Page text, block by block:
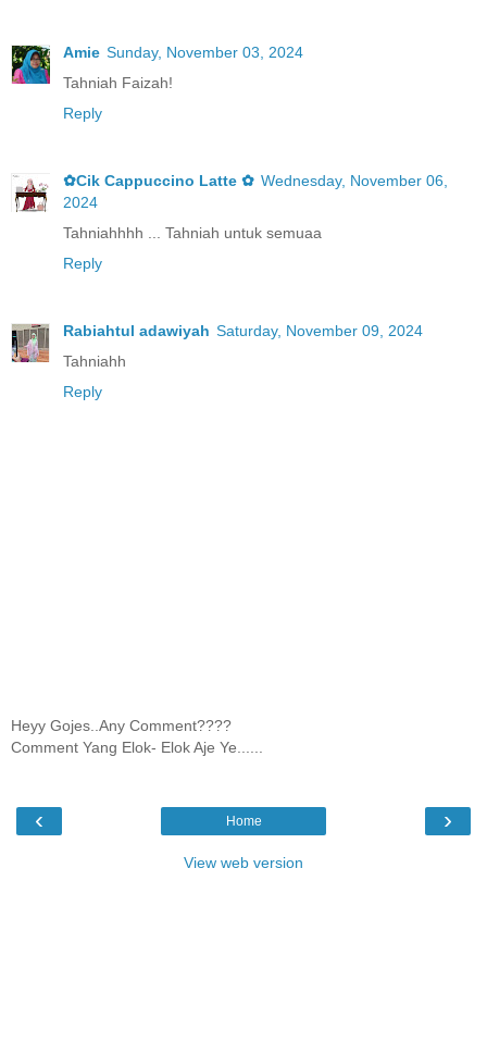
Amie Sunday, November 03, 2024
Tahniah Faizah!
Reply
✿Cik Cappuccino Latte ✿ Wednesday, November 06,
2024
Tahniahhhh ... Tahniah untuk semuaa
Reply
Rabiahtul adawiyah Saturday, November 09, 2024
Tahniahh
Reply
Heyy Gojes..Any Comment????
Comment Yang Elok- Elok Aje Ye......
‹ ›
Home
View web version